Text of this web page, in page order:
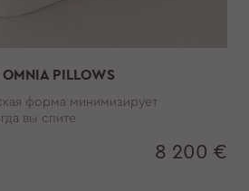
OMNIA PILLOWS
форма минимизирует
вы спите
8 200 €